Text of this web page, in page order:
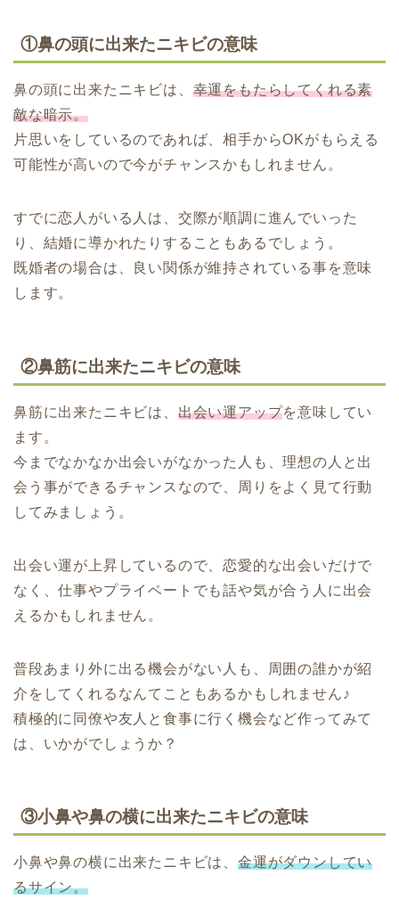
①鼻の頭に出来たニキビの意味
鼻の頭に出来たニキビは、 幸運をもたらしてくれる素
敵な暗示。
片思いをしているのであれば、相手からOKがもらえる
可能性が高いので今がチャンスかもしれません。
すでに恋人がいる人は、交際が順調に進んでいった
り、結婚に導かれたりすることもあるでしょう。
既婚者の場合は、良い関係が維持されている事を意味
します。
②鼻筋に出来たニキビの意味
鼻筋に出来たニキビは、 出会い運アップを意味してい
ます。
今までなかなか出会いがなかった人も、理想の人と出
会う事ができるチャンスなので、周りをよく見て行動
してみましょう。
出会い運が上昇しているので、恋愛的な出会いだけで
なく、仕事やプライベートでも話や気が合う人に出会
えるかもしれません。
普段あまり外に出る機会がない人も、周囲の誰かが紹
介をしてくれるなんてこともあるかもしれません♪
積極的に同僚や友人と食事に行く機会など作ってみて
は、いかがでしょうか？
③小鼻や鼻の横に出来たニキビの意味
小鼻や鼻の横に出来たニキビは、金運がダウンしてい
るサイン。